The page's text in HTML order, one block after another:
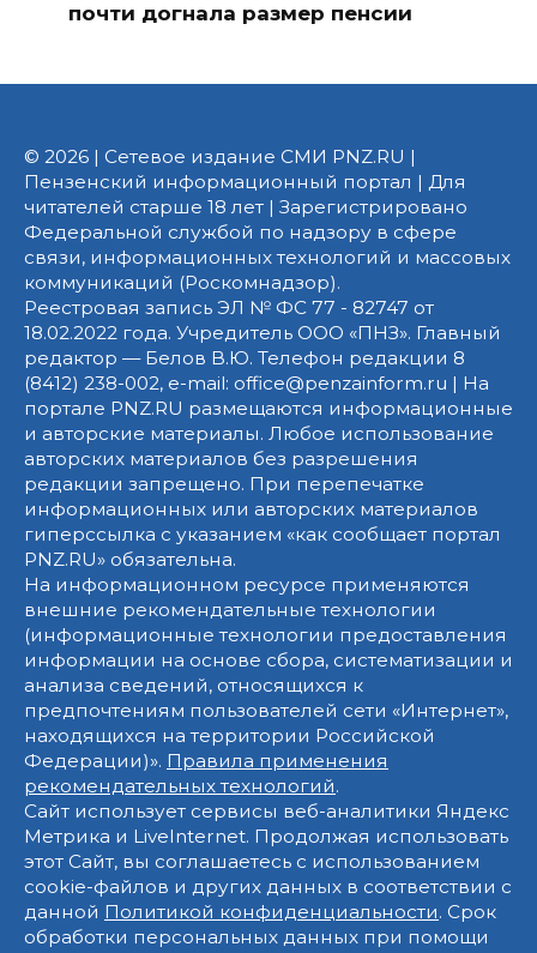
почти догнала размер пенсии
© 2026 | Сетевое издание СМИ PNZ.RU |
Пензенский информационный портал | Для
читателей старше 18 лет | Зарегистрировано
Федеральной службой по надзору в сфере
связи, информационных технологий и массовых
коммуникаций (Роскомнадзор).
Реестровая запись ЭЛ № ФС 77 - 82747 от
18.02.2022 года. Учредитель ООО «ПНЗ». Главный
редактор — Белов В.Ю. Телефон редакции 8
(8412) 238-002, e-mail: office@penzainform.ru | На
портале PNZ.RU размещаются информационные
и авторские материалы. Любое использование
авторских материалов без разрешения
редакции запрещено. При перепечатке
информационных или авторских материалов
гиперссылка с указанием «как сообщает портал
PNZ.RU» обязательна.
На информационном ресурсе применяются
внешние рекомендательные технологии
(информационные технологии предоставления
информации на основе сбора, систематизации и
анализа сведений, относящихся к
предпочтениям пользователей сети «Интернет»,
находящихся на территории Российской
Федерации)». Правила применения
рекомендательных технологий.
Сайт использует сервисы веб-аналитики Яндекс
Метрика и LiveInternet. Продолжая использовать
этот Сайт, вы соглашаетесь с использованием
cookie-файлов и других данных в соответствии с
данной Политикой конфиденциальности. Срок
обработки персональных данных при помощи